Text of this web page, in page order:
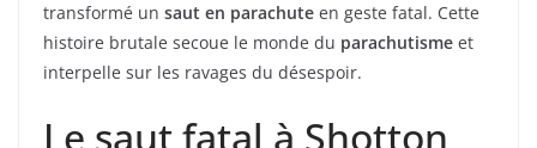
transformé un saut en parachute en geste fatal. Cette
histoire brutale secoue le monde du parachutisme et
interpelle sur les ravages du désespoir.
Le saut fatal à Shotton